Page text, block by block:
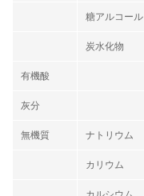
糖アルコール
炭水化物
有機酸
灰分
無機質 ナトリウム
カリウム